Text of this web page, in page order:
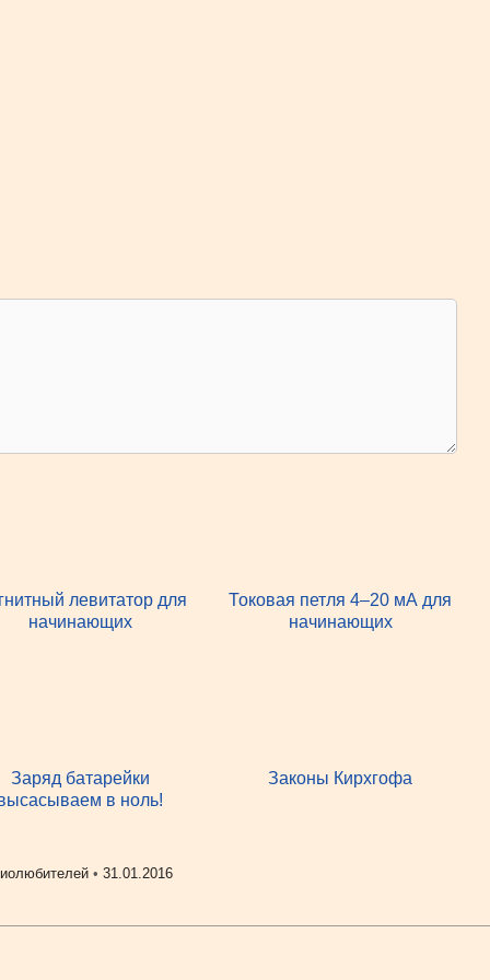
левитатор для
начинающих
Токовая петля 4–20 мА для
начинающих
Заряд батарейки
в ноль!
Законы Кирхгофа
•31.01.2016